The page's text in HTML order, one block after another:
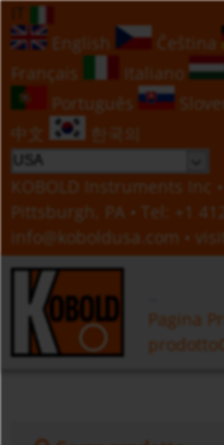
English
Čeština
Français
Italiano
Português
中文
한국의
KOBOLD Instruments Inc
Pittsburgh, PA • Tel:
+1
info@koboldusa.com • visit
Pagina
prodotto